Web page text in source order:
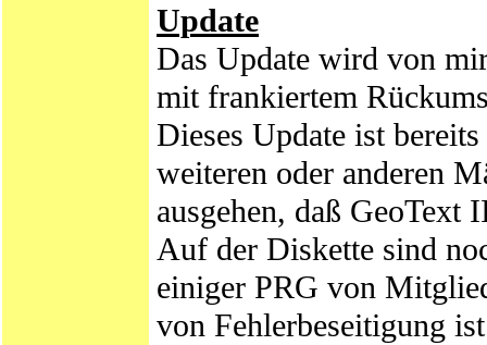
Update
Das Update wird von
mit frankiertem
Dieses Update ist
weiteren oder anderen
ausgehen, daß
Auf der Diskette sind
einiger PRG von
von Fehlerbeseitigung